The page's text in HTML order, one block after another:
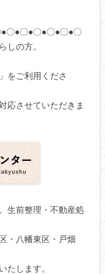
〇●〇●〇●〇●〇●〇
しの方。
をご利用くださ
応させていただきま
生前整理・不動産処
・八幡東区・戸畑
たします。